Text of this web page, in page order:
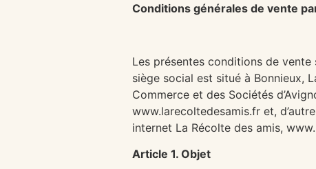
Conditions générales de vente
Les présentes conditions de
siège social est situé à Bonnieux,
Commerce et des Sociétés
www.larecoltedesamis.fr et,
internet La Récolte des amis,
Article 1. Objet